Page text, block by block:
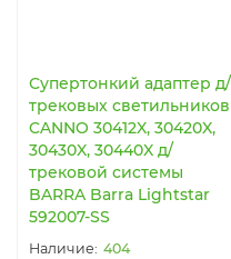
Супертонкий адаптер д/
трековых светильников
CANNO 30412X, 30420X,
30430X, 30440X д/
трековой системы
BARRA Barra Lightstar
592007-SS
404